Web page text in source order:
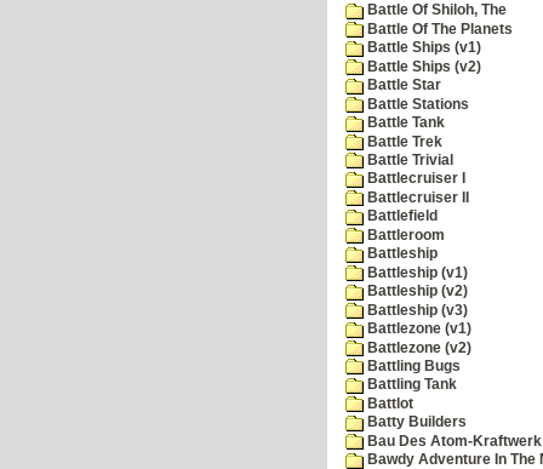
Battle Of Shiloh, The
Battle Of The Planets
Battle Ships (v1)
Battle Ships (v2)
Battle Star
Battle Stations
Battle Tank
Battle Trek
Battle Trivial
Battlecruiser I
Battlecruiser II
Battlefield
Battleroom
Battleship
Battleship (v1)
Battleship (v2)
Battleship (v3)
Battlezone (v1)
Battlezone (v2)
Battling Bugs
Battling Tank
Battlot
Batty Builders
Bau Des Atom-Kraftwerk
Bawdy Adventure In The